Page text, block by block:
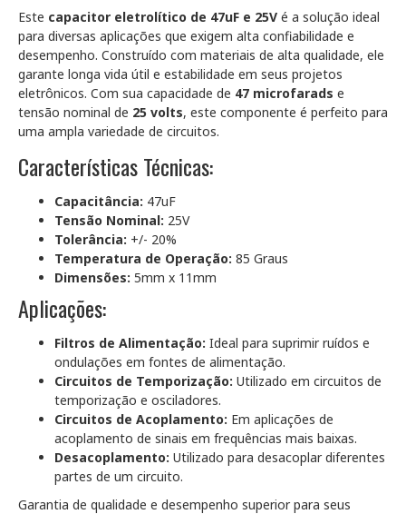
Este capacitor eletrolítico de 47uF e 25V é a solução ideal
para diversas aplicações que exigem alta confiabilidade e
desempenho. Construído com materiais de alta qualidade, ele
garante longa vida útil e estabilidade em seus projetos
eletrônicos. Com sua capacidade de 47 microfarads e
tensão nominal de 25 volts, este componente é perfeito para
uma ampla variedade de circuitos.
Características Técnicas:
Capacitância: 47uF
Tensão Nominal: 25V
Tolerância: +/- 20%
Temperatura de Operação: 85 Graus
Dimensões: 5mm x 11mm
Aplicações:
Filtros de Alimentação: Ideal para suprimir ruídos e
ondulações em fontes de alimentação.
Circuitos de Temporização: Utilizado em circuitos de
temporização e osciladores.
Circuitos de Acoplamento: Em aplicações de
acoplamento de sinais em frequências mais baixas.
Desacoplamento: Utilizado para desacoplar diferentes
partes de um circuito.
Garantia de qualidade e desempenho superior para seus